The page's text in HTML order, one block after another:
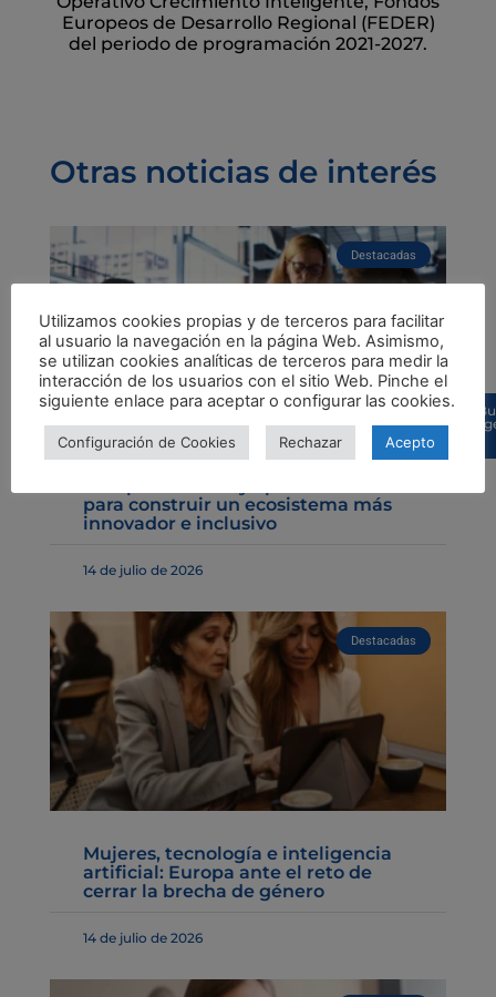
Europeos de Desarrollo Regional (FEDER)
del periodo de programación 2021-2027.
Otras noticias de interés
Destacadas
para construir un ecosistema más
innovador e inclusivo
14 de julio de 2026
Destacadas
Mujeres, tecnología e inteligencia
artificial: Europa ante el reto de
cerrar la brecha de género
14 de julio de 2026
Utilizamos cookies propias y de terceros para facilitar
al usuario la navegación en la página Web. Asimismo,
se utilizan cookies analíticas de terceros para medir la
interacción de los usuarios con el sitio Web. Pinche el
siguiente enlace para aceptar o configurar las cookies.
Configuración de Cookies Rechazar Acepto